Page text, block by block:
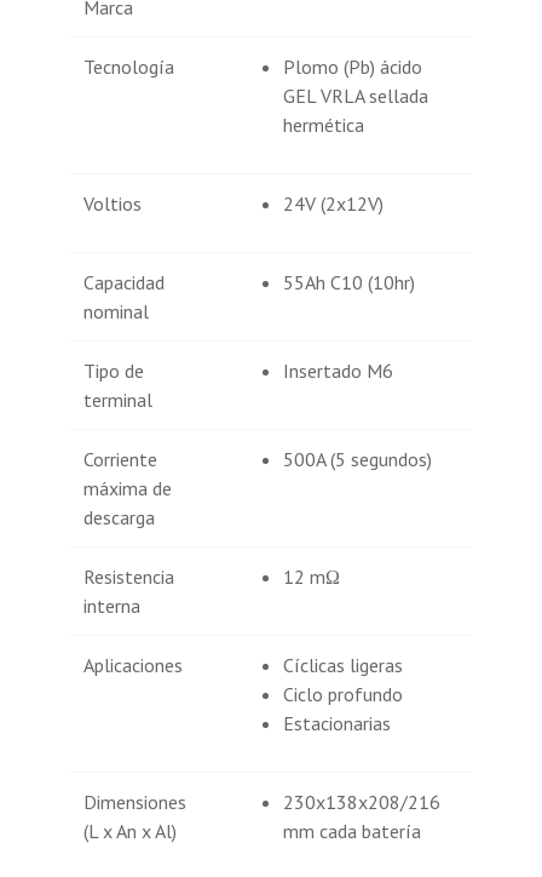
Marca
Tecnología
Plomo (Pb) ácido
GEL VRLA sellada
hermética
Voltios 24V (2x12V)
Capacidad
nominal
55Ah C10 (10hr)
Tipo de
terminal
Insertado M6
Corriente
máxima de
descarga
500A (5 segundos)
Resistencia
interna
12 mΩ
Aplicaciones
Cíclicas ligeras
Ciclo profundo
Estacionarias
Dimensiones
(L x An x Al)
230x138x208/216
mm cada batería